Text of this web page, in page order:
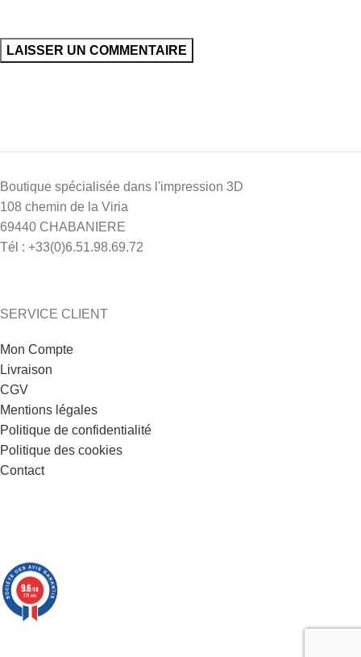
Boutique spécialisée dans l'impression 3D
108 chemin de la Viria
69440 CHABANIERE
Tél : +33(0)6.51.98.69.72
SERVICE CLIENT
Mon Compte
Livraison
CGV
Mentions légales
Politique de confidentialité
Politique des cookies
Contact
9.6/10
221 avis